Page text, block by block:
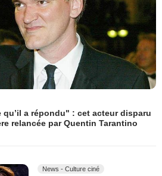
qu’il a répondu" : cet acteur disparu
relancée par Quentin Tarantino
News - Culture ciné